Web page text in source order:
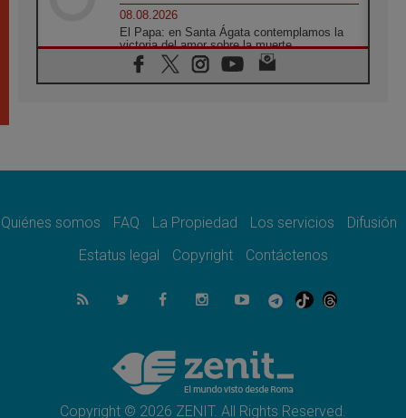
08.08.2026
El Papa: en Santa Ágata contemplamos la
victoria del amor sobre la muerte
08.08.2026
León XIV visitará el Santuario de la Madre
07.08.2026
07.08.2026
el compromiso del cristiano"
La matanza de niños en Gaza no cesa: 300
muertos en 300 días
Tagle: La guerra desfigura el mundo, solo la
revelación de Dios lo transfigura
Quiénes somos FAQ La Propiedad Los servicios
Difusión
Estatus legal
Copyright Contáctenos
Copyright © 2026 ZENIT. All Rights Reserved.